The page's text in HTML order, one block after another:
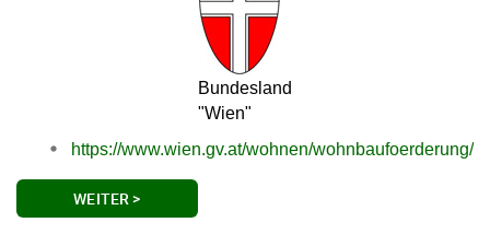
Bundesland
"Wien"
https://www.wien.gv.at/wohnen/wohnbaufoerderung/
WEITER >